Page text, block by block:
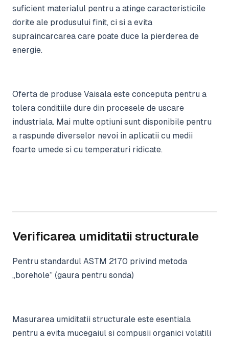
suficient materialul pentru a atinge caracteristicile
dorite ale produsului finit, ci si a evita
supraincarcarea care poate duce la pierderea de
energie.
Oferta de produse Vaisala este conceputa pentru a
tolera conditiile dure din procesele de uscare
industriala. Mai multe optiuni sunt disponibile pentru
a raspunde diverselor nevoi in aplicatii cu medii
foarte umede si cu temperaturi ridicate.
Verificarea umiditatii structurale
Pentru standardul ASTM 2170 privind metoda
,,borehole’’ (gaura pentru sonda)
Masurarea umiditatii structurale este esentiala
pentru a evita mucegaiul si compusii organici volatili